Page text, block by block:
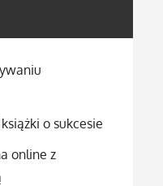
o sukcesie
online z